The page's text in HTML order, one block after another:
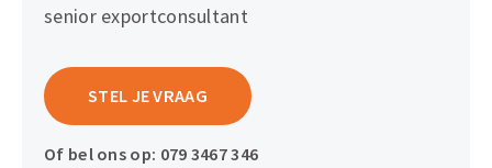
senior exportconsultant
STEL JE VRAAG
Of bel ons op: 079 3467 346